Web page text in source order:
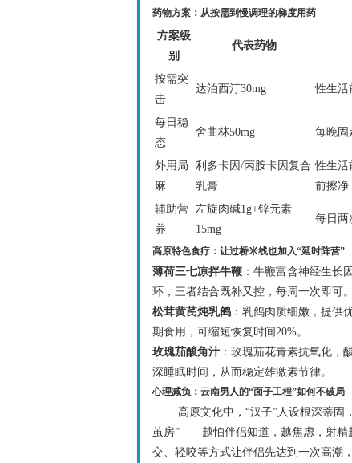
药物方案：从按需到慢调理的梯度用药
方案级
别
代表药物
按需突
击
达泊西汀30mg 性生
每日稳
态
舍曲林50mg 每晚固
外用局
麻
利多卡因/丙胺卡因复合
乳膏
性生活
前擦净
辅助营
养
左旋肉碱1g+锌元素
15mg
每日两
高原特色食疗：让过桥米线也加入“延时阵营”
薄荷三七凉拌牛鞭 ：牛鞭富含神经生长
环，三者结合既补又控，每周一次即可。
松茸黄芪炖乳鸽 ：乳鸽肉质细嫩，提供
期食用，可缩短恢复时间20%。
玫瑰茄酸角汁 ：玫瑰茄花青素抗氧化，
深睡眠时间，从而稳定雄激素节律。
心理减负：云南男人的“面子工程”如何不破局
高原文化中，“汉子”人设根深蒂
茧房”——越怕伴侣知道，越焦虑，射精
交、轻咬等方式让伴侣先达到一次高潮